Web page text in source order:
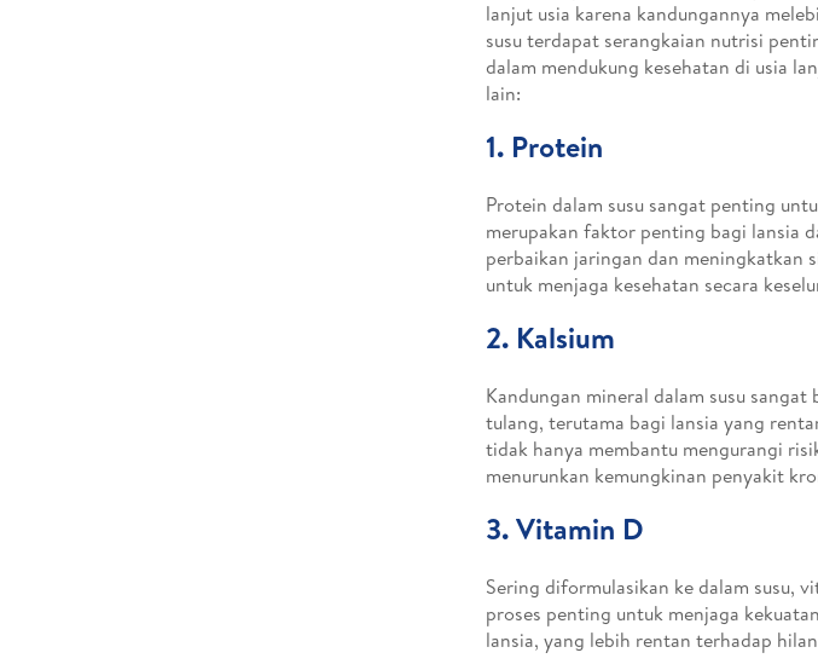
lanjut usia karena kandungannya
susu terdapat serangkaian nutrisi
dalam mendukung kesehatan di usia
lain:
1. Protein
Protein dalam susu sangat penting
merupakan faktor penting bagi lansia
perbaikan jaringan dan meningkatkan
untuk menjaga kesehatan secara
2. Kalsium
Kandungan mineral dalam susu
tulang, terutama bagi lansia yang
tidak hanya membantu mengurangi
menurunkan kemungkinan penyakit
3. Vitamin D
Sering diformulasikan ke dalam susu,
proses penting untuk menjaga
lansia, yang lebih rentan terhadap